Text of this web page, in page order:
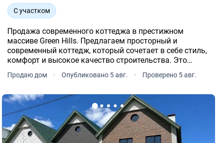
С участком
Продажа современного коттеджа в престижном
массиве Green Hills. Предлагаем просторный и
современный коттедж, который сочетает в себе стиль,
комфорт и высокое качество строительства. Это
уютном районе со всеми преимуществами городской
Продаю дом · Опубликовано 5 авг. · Проверено 5 авг.